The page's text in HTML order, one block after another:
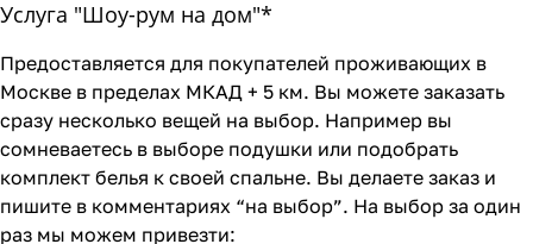
Услуга "Шоу-рум на дом"*
Предоставляется для покупателей проживающих в
Москве в пределах МКАД + 5 км. Вы можете заказать
сразу несколько вещей на выбор. Например вы
сомневаетесь в выборе подушки или подобрать
комплект белья к своей спальне. Вы делаете заказ и
пишите в комментариях “на выбор”. На выбор за один
раз мы можем привезти: